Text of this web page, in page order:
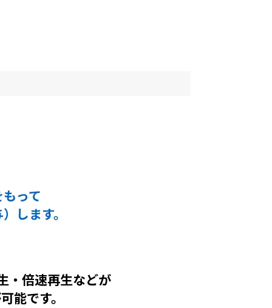
って
します。
・倍速再生などが
能です。